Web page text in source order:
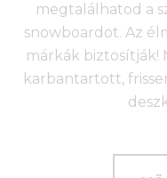
megtalálhatod a
snowboardot. Az
márkák biztosítják!
karbantartott,